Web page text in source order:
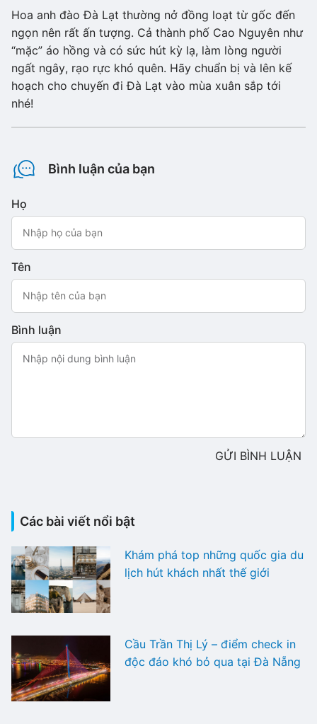
Hoa anh đào Đà Lạt thường nở đồng loạt từ gốc đến
ngọn nên rất ấn tượng. Cả thành phố Cao Nguyên như
“mặc” áo hồng và có sức hút kỳ lạ, làm lòng người
ngất ngây, rạo rực khó quên. Hãy chuẩn bị và lên kế
hoạch cho chuyến đi Đà Lạt vào mùa xuân sắp tới
nhé!
Bình luận của bạn
Họ
Tên
Bình luận
GỬI BÌNH LUẬN
Các bài viết nổi bật
Khám phá top những quốc gia du
lịch hút khách nhất thế giới
Cầu Trần Thị Lý – điểm check in
độc đáo khó bỏ qua tại Đà Nẵng